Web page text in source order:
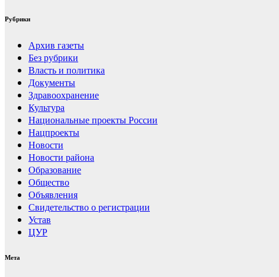
Рубрики
Архив газеты
Без рубрики
Власть и политика
Документы
Здравоохранение
Культура
Национальные проекты России
Нацпроекты
Новости
Новости района
Образование
Общество
Объявления
Свидетельство о регистрации
Устав
ЦУР
Мета